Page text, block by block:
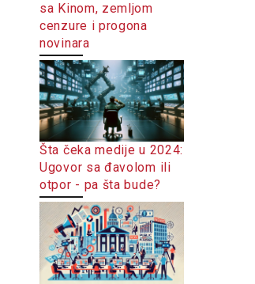
sa Kinom, zemljom
cenzure i progona
novinara
Šta čeka medije u 2024:
Ugovor sa đavolom ili
otpor - pa šta bude?